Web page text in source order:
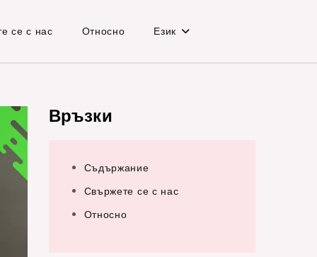
се с нас Относно Език
Връзки
Съдържание
Свържете се с нас
Относно